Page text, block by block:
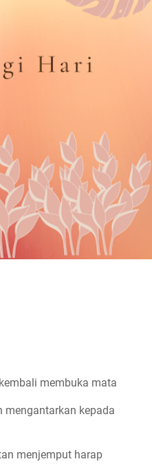
membuka mata
mengantarkan kepada
menjemput harap